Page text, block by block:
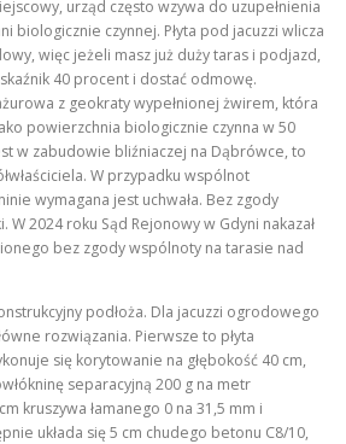
urząd często wzywa do uzupełnienia
biologicznie czynnej. Płyta pod jacuzzi wlicza
więc jeżeli masz już duży taras i podjazd,
40 procent i dostać odmowę.
z geokraty wypełnionej żwirem, która
powierzchnia biologicznie czynna w 50
w zabudowie bliźniaczej na Dąbrówce, to
W przypadku wspólnot
wymagana jest uchwała. Bez zgody
W 2024 roku Sąd Rejonowy w Gdyni nakazał
bez zgody wspólnoty na tarasie nad
podłoża. Dla jacuzzi ogrodowego
rozwiązania. Pierwsze to płyta
się korytowanie na głębokość 40 cm,
separacyjną 200 g na metr
kruszywa łamanego 0 na 31,5 mm i
układa się 5 cm chudego betonu C8/10,